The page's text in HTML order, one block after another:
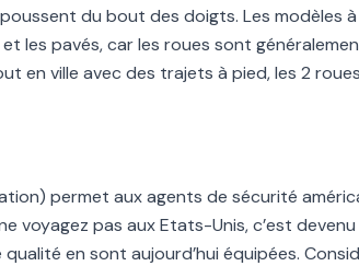
du bout des doigts. Les modèles à
les pavés, car les roues sont
en ville avec des trajets à pied, les 2 roues
permet aux agents de sécurité
voyagez pas aux Etats-Unis, c’est devenu
en sont aujourd’hui équipées.